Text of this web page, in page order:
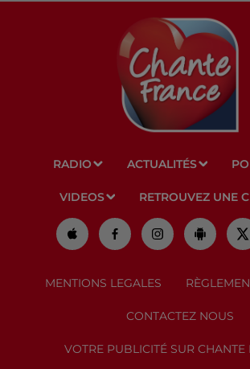
RADIO ACTUALITÉS
VIDEOS RETROUVEZ UNE
MENTIONS LEGALES
CONTACTEZ NOUS
VOTRE PUBLICITÉ SUR CHANTE